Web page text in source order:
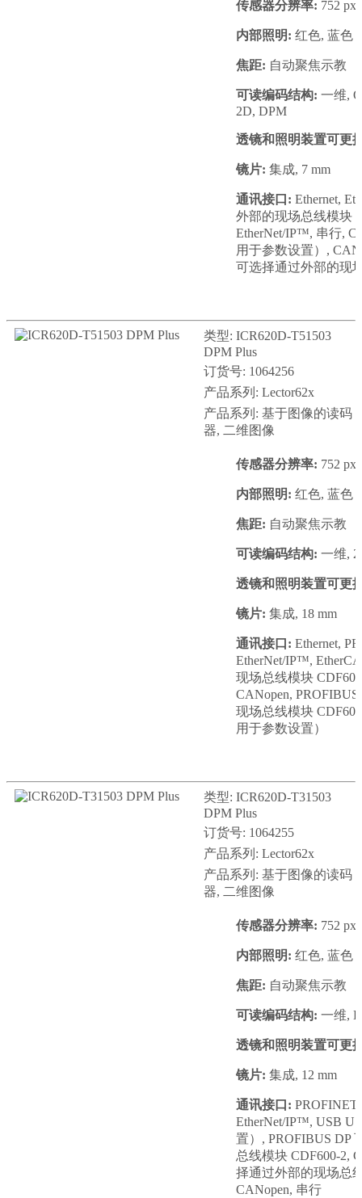
传感器分辨率: 752 px
内部照明: 红色, 蓝色
焦距: 自动聚焦示教
可读编码结构: 一维,
2D, DPM
透镜和照明装置可更
镜片: 集成, 7 mm
通讯接口: Ethernet,
外部的现场总线模块
EtherNet/IP™, 串行,
用于参数设置）,
可选择通过外部的现
类型: ICR620D-T51503
DPM Plus
订货号: 1064256
产品系列: Lector62x
产品系列: 基于图像的读码
器, 二维图像
传感器分辨率: 752 px
内部照明: 红色, 蓝色
焦距: 自动聚焦示教
可读编码结构: 一维,
透镜和照明装置可更
镜片: 集成, 18 mm
通讯接口: Ethernet,
EtherNet/IP™,
现场总线模块
CANopen,
现场总线模块
用于参数设置）
类型: ICR620D-T31503
DPM Plus
订货号: 1064255
产品系列: Lector62x
产品系列: 基于图像的读码
器, 二维图像
传感器分辨率: 752 px
内部照明: 红色, 蓝色
焦距: 自动聚焦示教
可读编码结构: 一维,
透镜和照明装置可更
镜片: 集成, 12 mm
通讯接口: PROFINET,
EtherNet/IP™, USB
置）, PROFIBUS DP
总线模块 CDF600-2,
择通过外部的现场总
CANopen, 串行